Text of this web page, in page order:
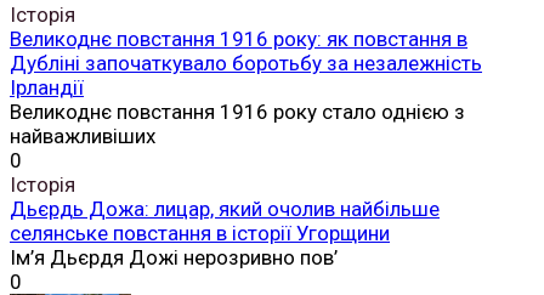
Історія
Великоднє повстання 1916 року: як повстання в
Дубліні започаткувало боротьбу за незалежність
Ірландії
Великоднє повстання 1916 року стало однією з
найважливіших
0
Історія
Дьєрдь Дожа: лицар, який очолив найбільше
селянське повстання в історії Угорщини
Ім’я Дьєрдя Дожі нерозривно пов’
0